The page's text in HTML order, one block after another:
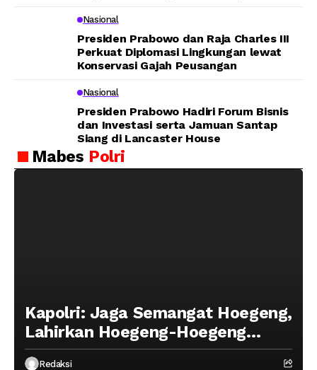
Nasional
Presiden Prabowo dan Raja Charles III
Perkuat Diplomasi Lingkungan lewat
Konservasi Gajah Peusangan
Nasional
Presiden Prabowo Hadiri Forum Bisnis
dan Investasi serta Jamuan Santap
Siang di Lancaster House
Mabes Polri
Kapolri: Jaga Semangat Hoegeng,
Lahirkan Hoegeng-Hoegeng
Berikutnya
Redaksi